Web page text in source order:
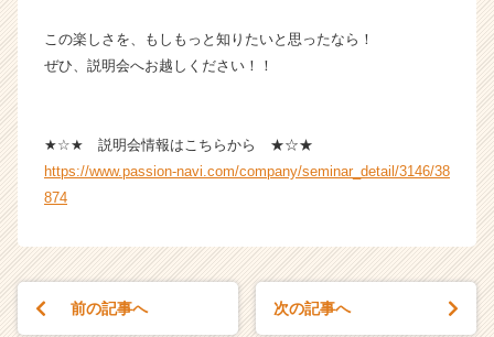
この楽しさを、もしもっと知りたいと思ったなら！
ぜひ、説明会へお越しください！！
★☆★ 説明会情報はこちらから ★☆★
https://www.passion-navi.com/company/seminar_detail/3146/38
874
前の記事へ 次の記事へ